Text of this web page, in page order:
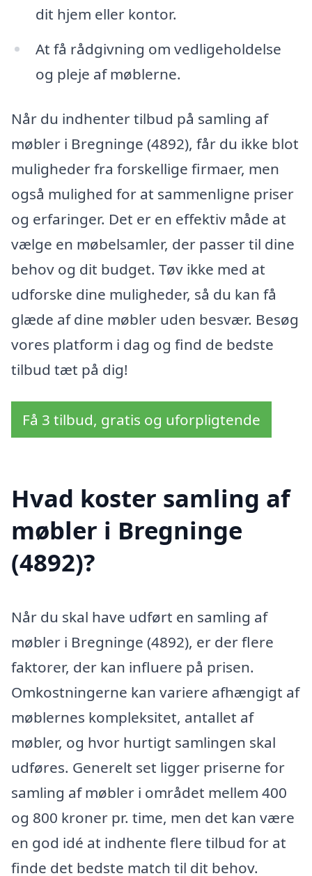
dit hjem eller kontor.
At få rådgivning om vedligeholdelse
og pleje af møblerne.
Når du indhenter tilbud på samling af
møbler i Bregninge (4892), får du ikke blot
muligheder fra forskellige firmaer, men
også mulighed for at sammenligne priser
og erfaringer. Det er en effektiv måde at
vælge en møbelsamler, der passer til dine
behov og dit budget. Tøv ikke med at
udforske dine muligheder, så du kan få
glæde af dine møbler uden besvær. Besøg
vores platform i dag og find de bedste
tilbud tæt på dig!
Få 3 tilbud, gratis og uforpligtende
Hvad koster samling af
møbler i Bregninge
(4892)?
Når du skal have udført en samling af
møbler i Bregninge (4892), er der flere
faktorer, der kan influere på prisen.
Omkostningerne kan variere afhængigt af
møblernes kompleksitet, antallet af
møbler, og hvor hurtigt samlingen skal
udføres. Generelt set ligger priserne for
samling af møbler i området mellem 400
og 800 kroner pr. time, men det kan være
en god idé at indhente flere tilbud for at
finde det bedste match til dit behov.